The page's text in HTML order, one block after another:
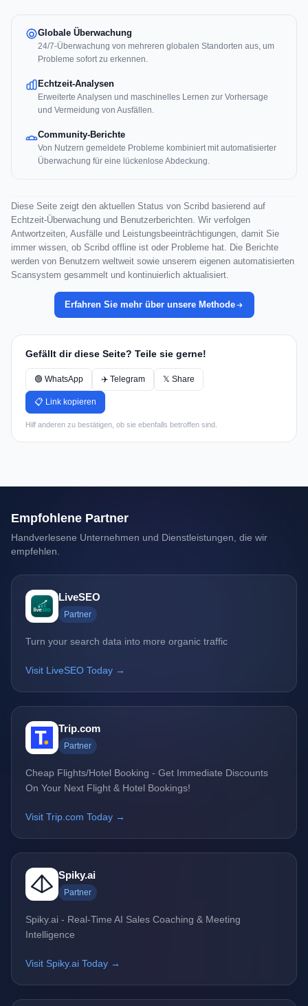
Globale Überwachung
24/7-Überwachung von mehreren globalen Standorten aus, um
Probleme sofort zu erkennen.
Echtzeit-Analysen
Erweiterte Analysen und maschinelles Lernen zur Vorhersage
und Vermeidung von Ausfällen.
Community-Berichte
Von Nutzern gemeldete Probleme kombiniert mit automatisierter
Überwachung für eine lückenlose Abdeckung.
Diese Seite zeigt den aktuellen Status von Scribd basierend auf
Echtzeit-Überwachung und Benutzerberichten. Wir verfolgen
Antwortzeiten, Ausfälle und Leistungsbeeinträchtigungen, damit Sie
immer wissen, ob Scribd offline ist oder Probleme hat. Die Berichte
werden von Benutzern weltweit sowie unserem eigenen automatisierten
Scansystem gesammelt und kontinuierlich aktualisiert.
Erfahren Sie mehr über unsere Methode
Gefällt dir diese Seite? Teile sie gerne!
🟢 WhatsApp ✈️ Telegram 𝕏 Share
📋 Link kopieren
Hilf anderen zu bestätigen, ob sie ebenfalls betroffen sind.
Empfohlene Partner
Handverlesene Unternehmen und Dienstleistungen, die wir
empfehlen.
LiveSEO
Partner
Turn your search data into more organic traffic
Visit LiveSEO Today →
Trip.com
Partner
Cheap Flights/Hotel Booking - Get Immediate Discounts
On Your Next Flight & Hotel Bookings!
Visit Trip.com Today →
Spiky.ai
Partner
Spiky.ai - Real-Time AI Sales Coaching & Meeting
Intelligence
Visit Spiky.ai Today →